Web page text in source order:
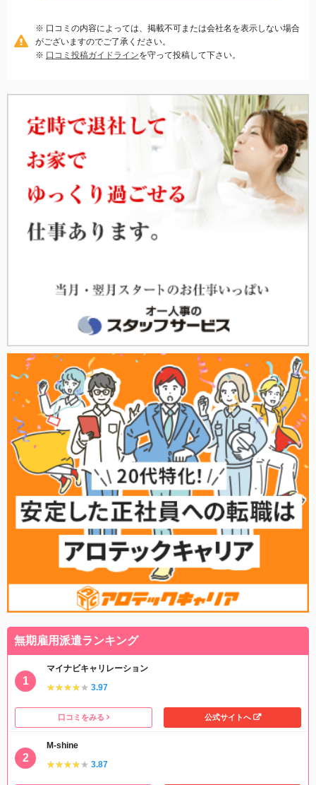
※ 口コミの内容によっては、掲載不可または会社名を表示しない場合
がございますのでご了承ください。
※ 口コミ投稿ガイドラインを守って投稿して下さい。
無期雇用派遣ランキング
マイナビキャリレーション
★★★★★
★★★★★ 3.97
口コミをみる 公式サイトへ
M-shine
★★★★★
★★★★★ 3.87